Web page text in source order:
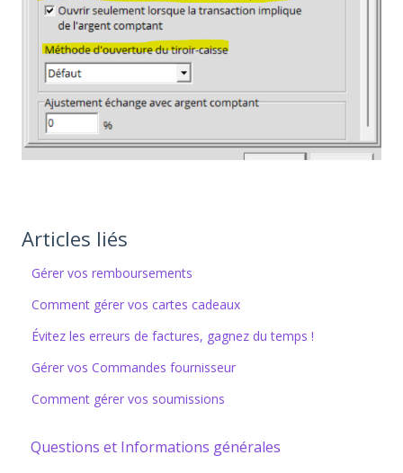
Articles liés
Gérer vos remboursements
Comment gérer vos cartes cadeaux
Évitez les erreurs de factures, gagnez du temps !
Gérer vos Commandes fournisseur
Comment gérer vos soumissions
Questions et Informations générales